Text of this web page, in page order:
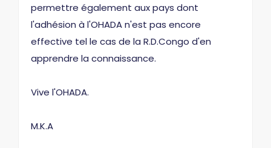
permettre également aux pays dont
l'adhésion à l'OHADA n'est pas encore
effective tel le cas de la R.D.Congo d'en
apprendre la connaissance.
Vive l'OHADA.
M.K.A